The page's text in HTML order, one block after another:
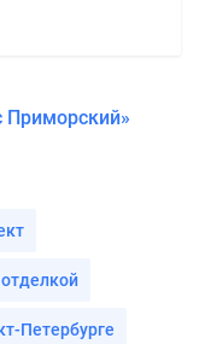
Приморский»
Петербурге